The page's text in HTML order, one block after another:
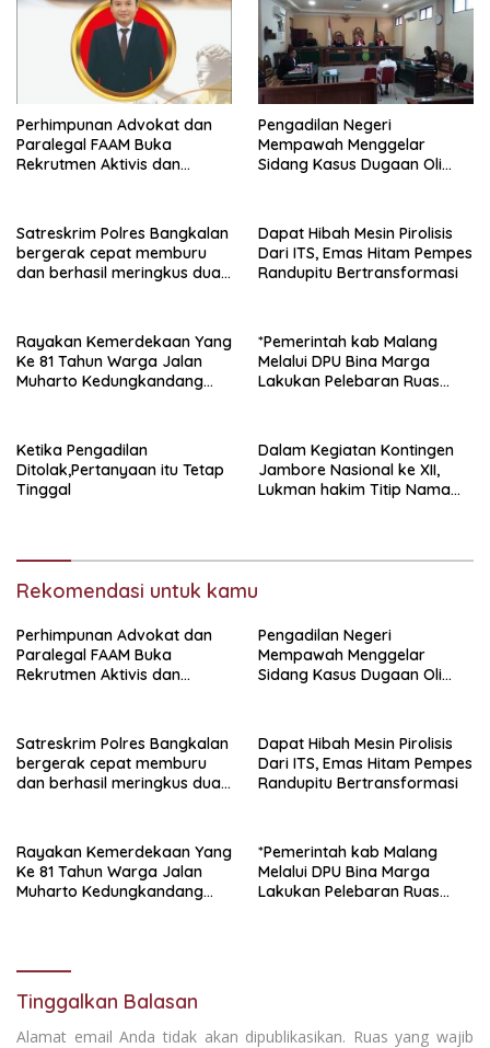
Perhimpunan Advokat dan
Paralegal FAAM Buka
Rekrutmen Aktivis dan
Pengadilan Negeri
Mempawah Menggelar
Sidang Kasus Dugaan Oli
Penipuan Dari Jaringan
Pemasok PT. DAB
Satreskrim Polres Bangkalan
bergerak cepat memburu
dan berhasil meringkus dua
Sidoarjo dan HP (25) warga
Tulungagung.
Dapat Hibah Mesin Pirolisis
Dari ITS, Emas Hitam Pempes
Randupitu Bertransformasi
Rayakan Kemerdekaan Yang
Ke 81 Tahun Warga Jalan
Muharto Kedungkandang
*Pemerintah kab Malang
Melalui DPU Bina Marga
Lakukan Pelebaran Ruas
Ketika Pengadilan
Ditolak,Pertanyaan itu Tetap
Tinggal
Dalam Kegiatan Kontingen
Jambore Nasional ke XII,
Lukman hakim Titip Nama
Rekomendasi untuk kamu
Perhimpunan Advokat dan
Paralegal FAAM Buka
Rekrutmen Aktivis dan
Pengadilan Negeri
Mempawah Menggelar
Sidang Kasus Dugaan Oli
Penipuan Dari Jaringan
Pemasok PT. DAB
Satreskrim Polres Bangkalan
bergerak cepat memburu
dan berhasil meringkus dua
Sidoarjo dan HP (25) warga
Tulungagung.
Dapat Hibah Mesin Pirolisis
Dari ITS, Emas Hitam Pempes
Randupitu Bertransformasi
Rayakan Kemerdekaan Yang
Ke 81 Tahun Warga Jalan
Muharto Kedungkandang
*Pemerintah kab Malang
Melalui DPU Bina Marga
Lakukan Pelebaran Ruas
Tinggalkan Balasan
Alamat email Anda tidak akan dipublikasikan. Ruas yang wajib